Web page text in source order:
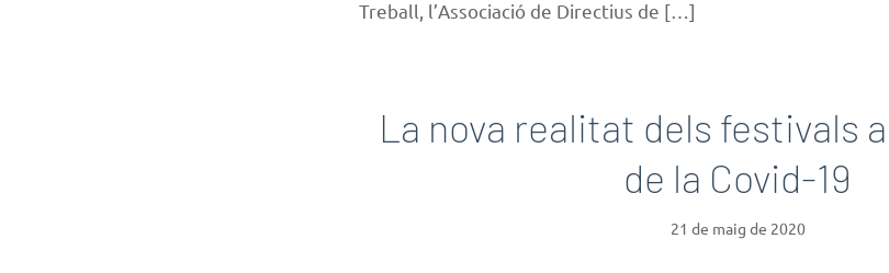
Treball, l’Associació de Directius de […]
La nova realitat dels festivals
de la Covid-19
21 de maig de 2020